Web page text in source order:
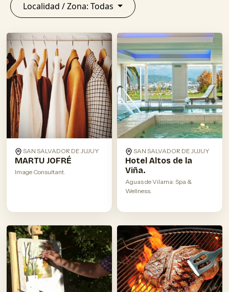
Localidad / Zona: Todas
SAN SALVADOR DE JUJUY
MARTU JOFRÉ
Image Consultant.
SAN SALVADOR DE JUJUY
Hotel Altos de la
Viña.
Aguas de Vilama: Spa &
Wellness.